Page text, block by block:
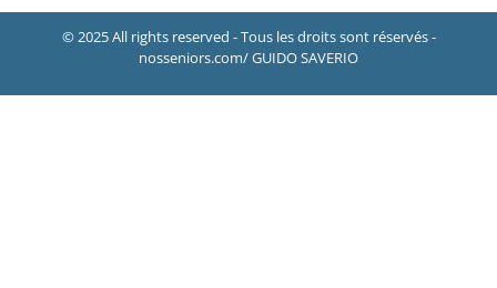
© 2025 All rights reserved - Tous les droits sont réservés -
nosseniors.com/ GUIDO SAVERIO